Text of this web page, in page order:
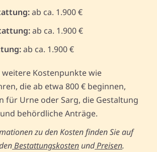
ab ca. 1.900 €
ab ca. 1.900 €
ab ca. 1.900 €
Kostenpunkte wie
die ab etwa 800 € beginnen,
für Urne oder Sarg, die Gestaltung
behördliche Anträge.
zu den Kosten finden Sie auf
Bestattungskosten undPreisen.